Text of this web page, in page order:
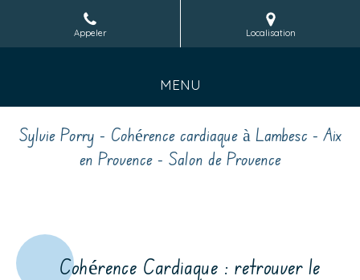
Appeler Localisation
MENU
Sylvie Porry - Cohérence cardiaque à Lambesc - Aix
en Provence - Salon de Provence
Cohérence Cardiaque : retrouver le